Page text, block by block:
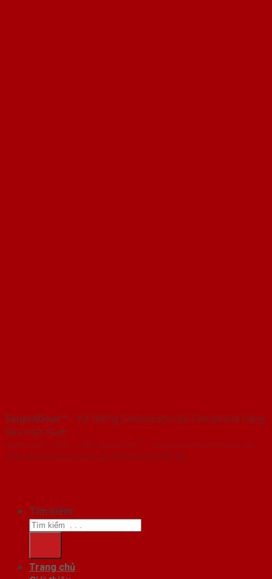
SaigonDoor™ - Hệ thống Showroom cửa Composite hàng
đầu Việt Nam
Copyright ⓒ 2016 – 2026 SaigonDoor™ - www.cuanhuacomposite.org |
Thiết kế Web & Vận hành bởi CÔNG NGHỆ VIỆT JSC
Tìm kiếm:
Trang chủ